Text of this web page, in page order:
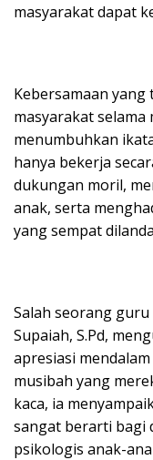
masyarakat dapat
Kebersamaan
masyarakat selama
menumbuhkan
hanya bekerja
dukungan moril,
anak, serta
yang sempat
Salah seorang
Supaiah, S.Pd,
apresiasi
musibah yang
kaca, ia
sangat berarti bagi
psikologis anak-